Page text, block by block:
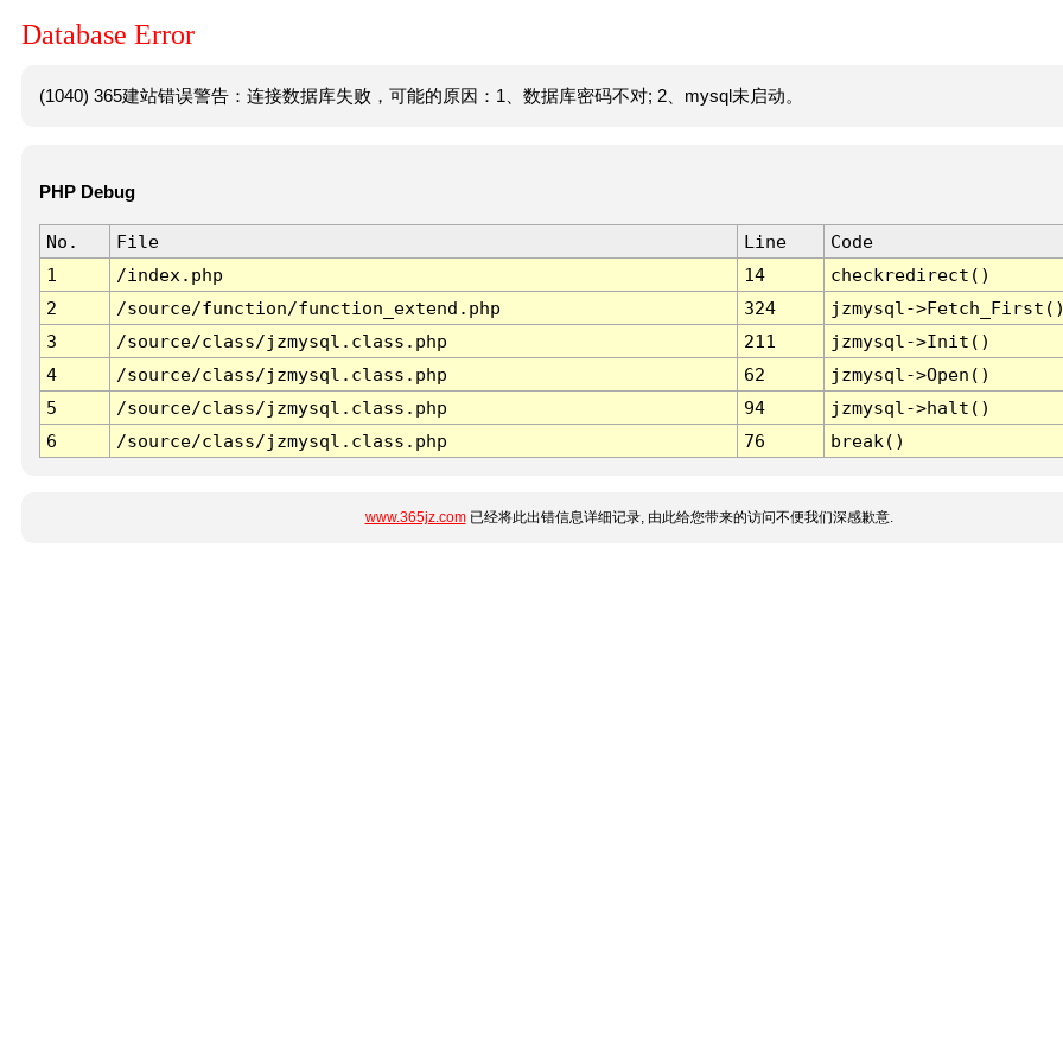
Database Error
(1040) 365建站错误警告：连接数据库失败，可能的原因：1、数据库密码不对; 2、mysql未启动。
PHP Debug
No. File Line
Code
1
/index.php 14
checkredirect()
2
/source/function/function_extend.php 324
jzmysql-
3
/source/class/jzmysql.class.php 211
jzmysql->Init()
4
/source/class/jzmysql.class.php 62
jzmysql->Open()
5
/source/class/jzmysql.class.php 94
jzmysql->halt()
6
/source/class/jzmysql.class.php 76 break()
www.365jz.com已经将此出错信息详细记录, 由此给您带来的访问不便我们深感歉意.